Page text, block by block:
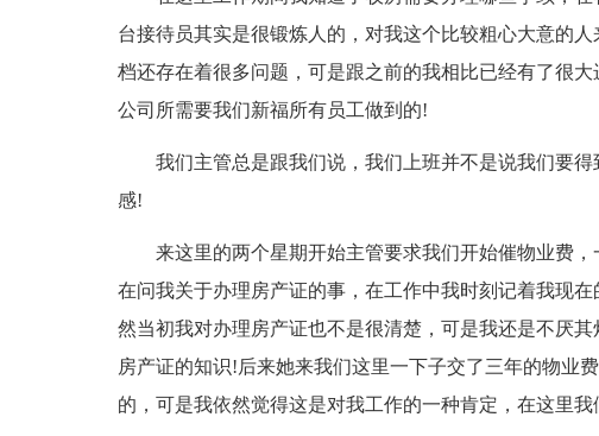
台接待员其实是很锻炼人的，对我这个比较粗心大意的
档还存在着很多问题，可是跟之前的我相比已经有了很
公司所需要我们新福所有员工做到的!
我们主管总是跟我们说，我们上班并不是说我们要
感!
来这里的两个星期开始主管要求我们开始催物业费
在问我关于办理房产证的事，在工作中我时刻记着我现
然当初我对办理房产证也不是很清楚，可是我还是不厌
房产证的知识!后来她来我们这里一下子交了三年的物业
的，可是我依然觉得这是对我工作的一种肯定，在这里